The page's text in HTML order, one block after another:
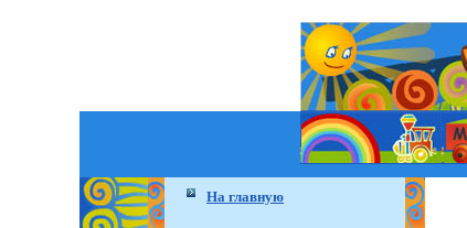
На главную